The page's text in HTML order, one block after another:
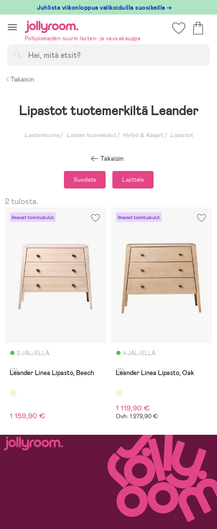
till
innehållet
Juhlista viikonloppua valikoiduilla suosikeilla →
Pohjoismaiden suurin lasten- ja vauvakauppa
Takaisin
Lipastot tuotemerkiltä Leander
Lastenhuone Lasten huonekalut Hyllyt & Kaapit Lipastot
Takaisin
Suodata Lajittele
2 tulosta.
Ilmaiset toimituskulut
2 JÄLJELLÄ
(0)
Leander Linea Lipasto, Beech
1 159,90 €
Ilmaiset toimituskulut
4 JÄLJELLÄ
(0)
Leander Linea Lipasto, Oak
1 119,90 €
Ovh: 1 279,90 €